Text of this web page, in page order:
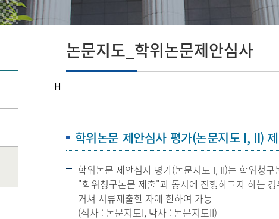
자체 평가
종합
제 규
H
논문지도_학위논문제안심사
학위논문 제안심사 평가(논문지도 I, II)
학위논문 제안심사 평가(논문지도 I, II)는 학위청
"학위청구논문 제출"과 동시에 진행하고자 하는
거쳐 서류제출한 자에 한하여 가능
(석사 : 논문지도I, 박사 : 논문지도II)